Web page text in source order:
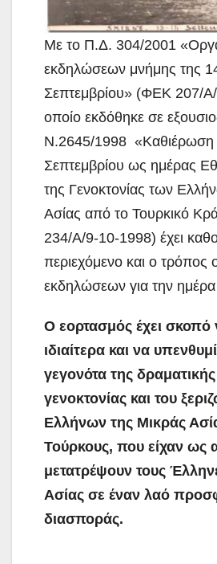
Με το Π.Δ. 304/2001
εκδηλώσεων μνήμης της
Σεπτεμβρίου» (ΦΕΚ 207/Α/
οποίο εκδόθηκε σε
Ν.2645/1998 «Καθιέρωση
Σεπτεμβρίου ως ημέρας
της Γενοκτονίας των
Ασίας από το Τουρκικό
234/Α/9-10-1998) έχει
περιεχόμενο και ο
εκδηλώσεων για την
Ο εορτασμός έχει σκοπό
ιδιαίτερα και να
γεγονότα της
γενοκτονίας και του
Ελλήνων της Μικράς
Τούρκους, που είχαν ως
μετατρέψουν τους
Ασίας σε έναν λαό
διασποράς.